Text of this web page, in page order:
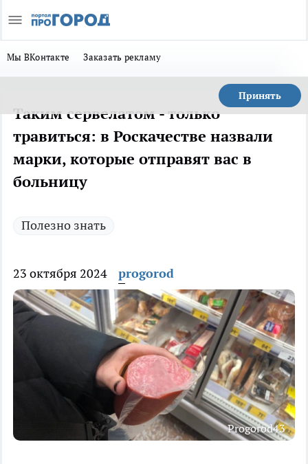
Мы ВКонтакте Заказать рекламу
Принять
Таким сервелатом - только
травиться: в Роскачестве назвали
марки, которые отправят вас в
больницу
Полезно знать
23 октября 2024 progorod
Progorod43